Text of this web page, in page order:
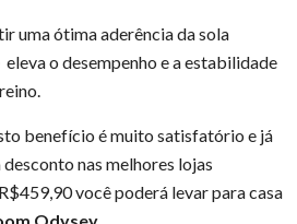
uma ótima aderência da sola
eleva o desempenho e a estabilidade
benefício é muito satisfatório e já
nas melhores lojas
você poderá levar para casa